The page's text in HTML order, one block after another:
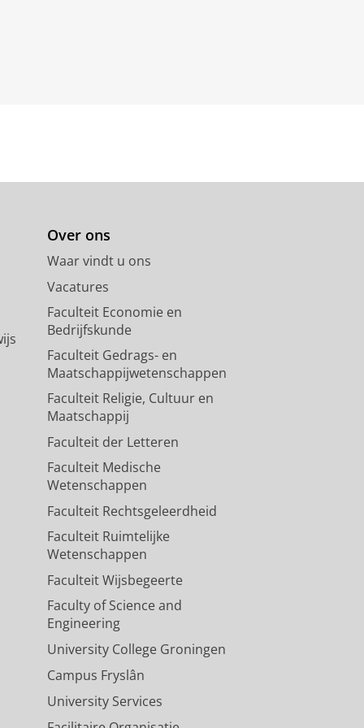
Over ons
Waar vindt u ons
Vacatures
Faculteit Economie en
Bedrijfskunde
Faculteit Gedrags- en
Maatschappijwetenschappen
Faculteit Religie, Cultuur en
Maatschappij
Faculteit der Letteren
Faculteit Medische
Wetenschappen
Faculteit Rechtsgeleerdheid
Faculteit Ruimtelijke
Wetenschappen
Faculteit Wijsbegeerte
Faculty of Science and
Engineering
University College Groningen
Campus Fryslân
University Services